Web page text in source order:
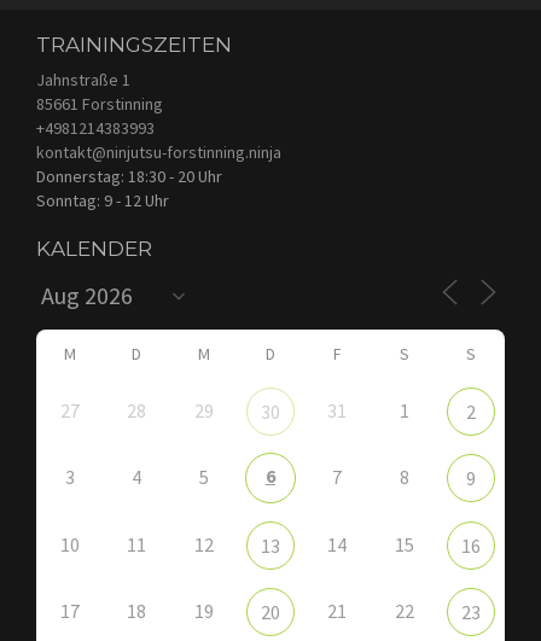
TRAININGSZEITEN
Jahnstraße 1
85661 Forstinning
+4981214383993
kontakt@ninjutsu-forstinning.ninja
Donnerstag: 18:30 - 20 Uhr
Sonntag: 9 - 12 Uhr
KALENDER
M D M D F S S
27 28 29 30 31 1 2
3 4 5 6 7 8 9
10 11 12 13 14 15 16
17 18 19 20 21 22 23